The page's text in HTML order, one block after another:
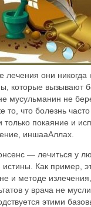
лечения они никогда
которые вызывают
мусульманин не
то, что болезнь
только покаяние и
иншааАллах.
— лечиться у
Как пример,
и методе
у врача не
этими